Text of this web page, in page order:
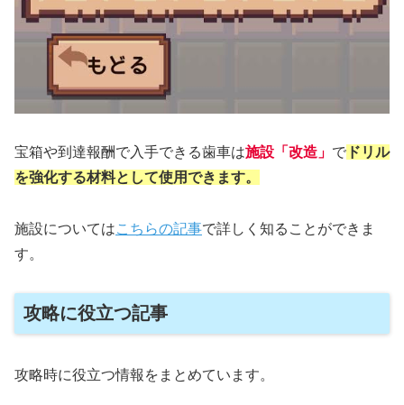
宝箱や到達報酬で入手できる歯車は施設「改造」 で ドリル
を強化する材料として使用できます。
施設についてはこちらの記事で詳しく知ることができま
す。
攻略に役立つ記事
攻略時に役立つ情報をまとめています。